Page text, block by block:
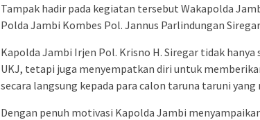
Tampak hadir pada kegiatan tersebut Wakapolda
Polda Jambi Kombes Pol. Jannus Parlindungan
Kapolda Jambi Irjen Pol. Krisno H. Siregar tidak
UKJ, tetapi juga menyempatkan diri untuk
secara langsung kepada para calon taruna taruni
Dengan penuh motivasi Kapolda Jambi